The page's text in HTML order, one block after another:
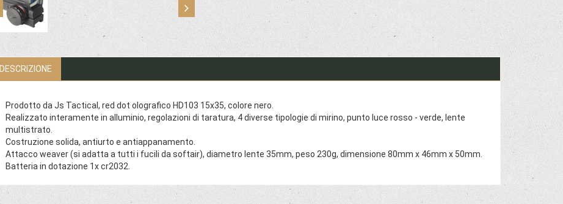
DESCRIZIONE
Prodotto da Js Tactical, red dot olografico HD103 15x35, colore nero.
Realizzato interamente in alluminio, regolazioni di taratura, 4 diverse tipologie di mirino, punto luce rosso - verde, lente
multistrato.
Costruzione solida, antiurto e antiappanamento.
Attacco weaver (si adatta a tutti i fucili da softair), diametro lente 35mm, peso 230g, dimensione 80mm x 46mm x 50mm.
Batteria in dotazione 1x cr2032.